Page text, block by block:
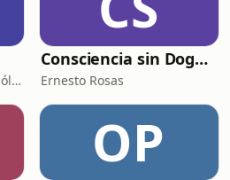
Yohanan Díaz Vargas I Insólita Labs
Consciencia sin Dogmas
Ernesto Rosas
OP